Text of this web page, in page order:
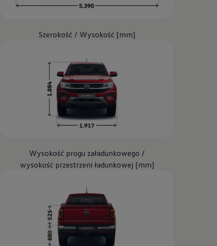
Szerokość / Wysokość [mm]
Wysokość progu załadunkowego /
wysokość przestrzeni ładunkowej [mm]